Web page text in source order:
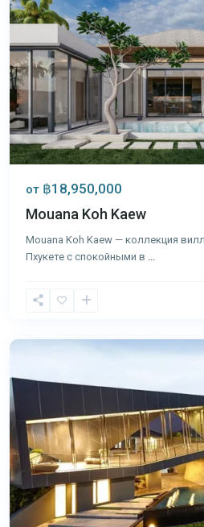
от ฿18,950,000
Mouana Koh Kaew
Mouana Koh Kaew — коллекция
Пхукете с спокойными в
Каео